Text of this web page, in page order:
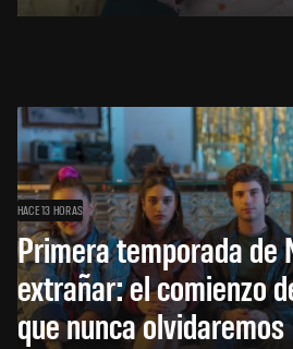
HACE 13 HORAS
Primera temporada de
extrañar: el comienzo
que nunca olvidaremos